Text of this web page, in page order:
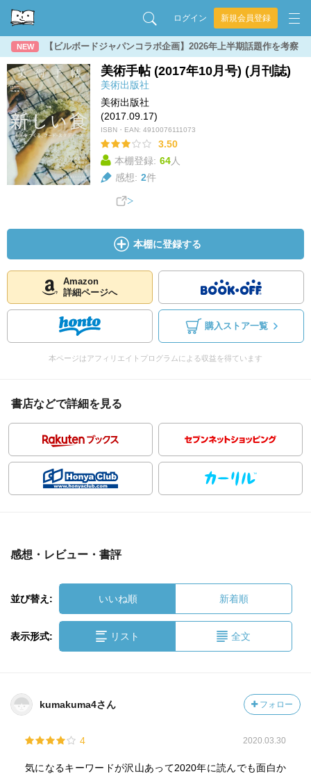
ログイン 新規会員登録
NEW 【ビルボードジャパンコラボ企画】2026年上半期話題作を考察
美術手帖 (2017年10月号) (月刊誌)
美術出版社
美術出版社
(2017.09.17)
ISBN・EAN: 4910076111073
3.50
本棚登録: 64人
感想: 2件
本棚に登録する
Amazon
詳細ページへ
購入ストア一覧
本ページはアフィリエイトプログラムによる収益を得ています
書店などで詳細を見る
感想・レビュー・書評
並び替え: いいね順 新着順
表示形式: リスト 全文
kumakuma4さん フォロー
4 2020.03.30
気になるキーワードが沢山あって2020年に読んでも面白か